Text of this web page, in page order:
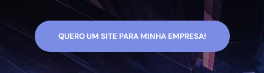
QUERO UM SITE PARA MINHA EMPRESA!